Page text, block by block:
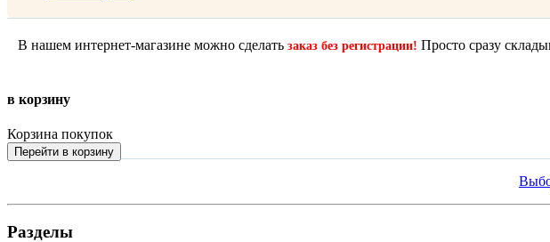
В нашем интернет-магазине можно сделать заказ без регистрации! Просто сразу
в корзину
Корзина покупок
Перейти в корзину
Разделы